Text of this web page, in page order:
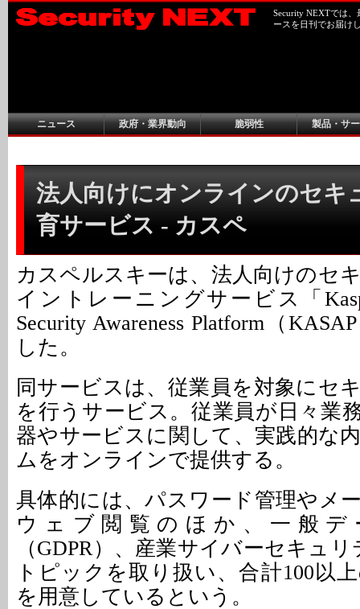
Security NEXTでは
ースを日刊でお届け
ニュース 政府・業界動向 脆弱性 製品・サ
法人向けにオンラインのセキ
育サービス - カスペ
カスペルスキーは、法人向けのセ
イントレーニングサービス「
Security Awareness Platform（
した。
同サービスは、従業員を対象にセ
を行うサービス。従業員が日々業
器やサービスに関して、実践的な
ムをオンラインで提供する。
具体的には、パスワード管理やメ
ウェブ閲覧のほか、一般デ
（GDPR）、産業サイバーセキュ
トピックを取り扱い、合計100以
を用意しているという。